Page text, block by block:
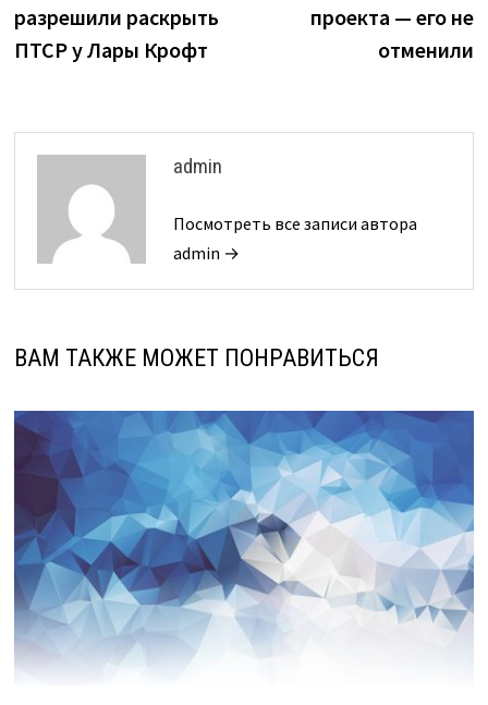
разрешили раскрыть
ПТСР у Лары Крофт
проекта — его не
отменили
admin
Посмотреть все записи автора
admin →
ВАМ ТАКЖЕ МОЖЕТ ПОНРАВИТЬСЯ